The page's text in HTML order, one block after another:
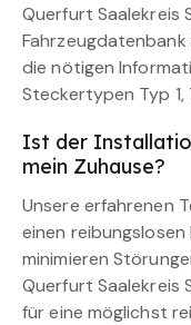
Querfurt Saalekreis
Fahrzeugdatenbank
die nötigen
Steckertypen Typ 1,
Ist der
mein Zuhause?
Unsere erfahrenen
einen
minimieren
Querfurt Saalekreis
für eine möglichst